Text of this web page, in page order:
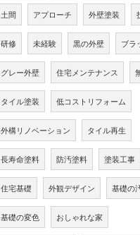
土間 アプローチ 外壁塗装
研修 未経験 黒の外壁 ブラ
グレー外壁 住宅メンテナンス
タイル塗装 低コストリフォーム
外構リノベーション タイル再生
長寿命塗料 防汚塗料 塗装工事
住宅基礎 外観デザイン 基礎の
基礎の変色 おしゃれな家